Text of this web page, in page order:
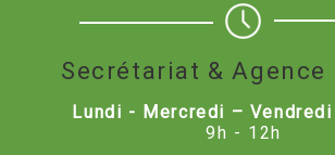
Secrétariat & Agence
Lundi - Mercredi –
9h - 12h